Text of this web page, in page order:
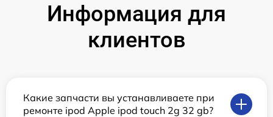
Информация для
клиентов
Какие запчасти вы устанавливаете при
ремонте ipod Apple ipod touch 2g 32 gb?